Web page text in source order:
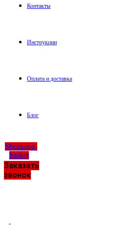
Контакты
Инструкции
Оплата и доставка
Блог
Shopping-
basket
Заказать
звонок